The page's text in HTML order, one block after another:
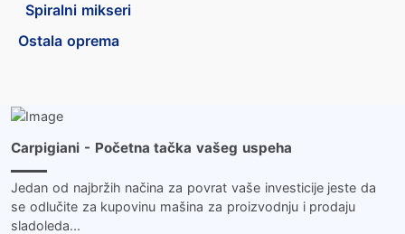
Spiralni mikseri
Ostala oprema
Carpigiani - Početna tačka vašeg uspeha
Jedan od najbržih načina za povrat vaše investicije jeste da
se odlučite za kupovinu mašina za proizvodnju i prodaju
sladoleda...